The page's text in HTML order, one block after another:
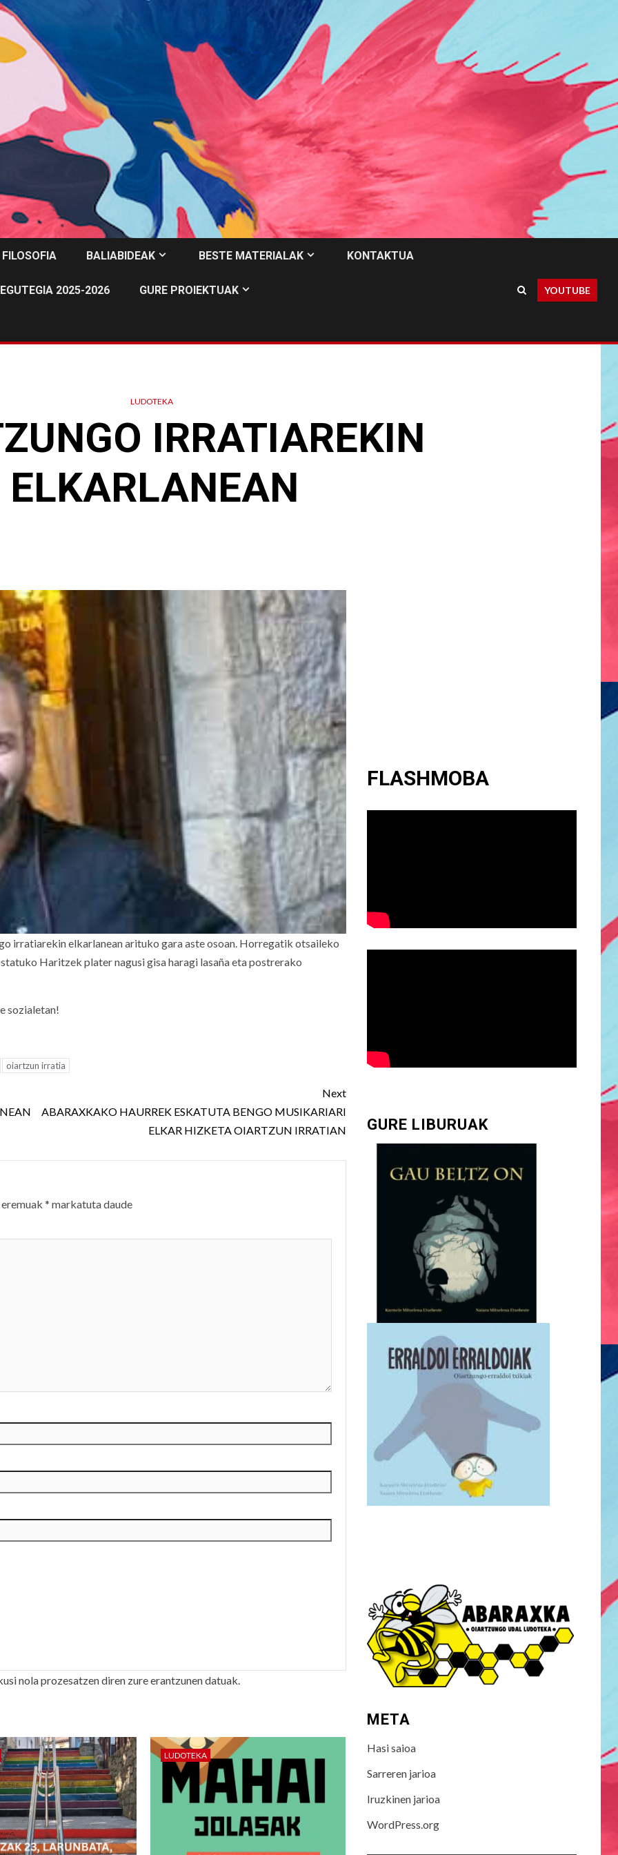
FILOSOFIA BALIABIDEAK BESTE MATERIALAK KONTAKTUA
EGUTEGIA 2025-2026 GURE PROIEKTUAK YOUTUBE
LUDOTEKA
IRRATIAREKIN
ELKARLANEAN
irratiarekin elkarlanean arituko gara aste osoan. Horregatik otsaileko
Haritzek plater nagusi gisa haragi lasaña eta postrerako
sozialetan!
oiartzun irratia
Next
ABARAXKAKO HAURREK ESKATUTA BENGO MUSIKARIARI
ELKAR HIZKETA OIARTZUN IRRATIAN
* markatuta daude
nola prozesatzen diren zure erantzunen datuak.
LUDOTEKA
FLASHMOBA
GURE LIBURUAK
META
Hasi saioa
Sarreren jarioa
Iruzkinen jarioa
WordPress.org